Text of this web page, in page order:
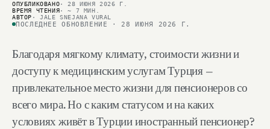
ОПУБЛИКОВАНО· 28 ИЮНЯ 2026 Г.
ВРЕМЯ ЧТЕНИЯ· ~ 7 МИН.
АВТОР · JALE SNEJANA VURAL
ПОСЛЕДНЕЕ ОБНОВЛЕНИЕ · 28 ИЮНЯ 2026 Г.
Благодаря мягкому климату, стоимости жизни и
доступу к медицинским услугам Турция —
привлекательное место жизни для пенсионеров со
всего мира. Но с каким статусом и на каких
условиях живёт в Турции иностранный пенсионер?